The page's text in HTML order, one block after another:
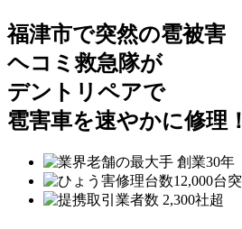
福津市で突然の雹被害
ヘコミ救急隊が
デントリペアで
雹害車を速やかに修理！